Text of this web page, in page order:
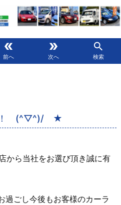

前へ

次へ

検索
！ (^▽^)/ ★
ら当社をお選び頂き誠に有
過ごし今後もお客様のカーラ